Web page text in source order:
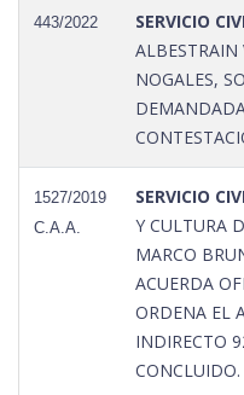
443/2022 SERVICIO
NOGALES,
1527/2019
C.A.A.
SERVICIO
Y CULTURA
MARCO
ACUERDA
ORDENA EL
INDIRECTO